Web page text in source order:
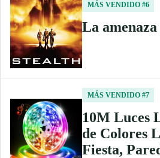
MÁS VENDIDO #6
La
MÁS VENDIDO #7
10M Luces
de Colores
Fiesta,